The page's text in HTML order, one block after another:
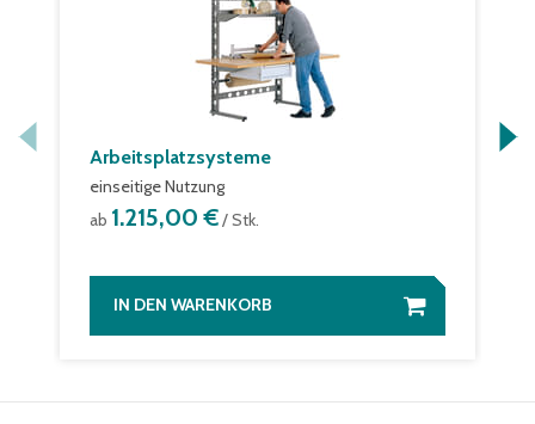
Arbeitsplatzsysteme
einseitige Nutzung
ab 1.215,00 €/ Stk.
IN DEN WARENKORB